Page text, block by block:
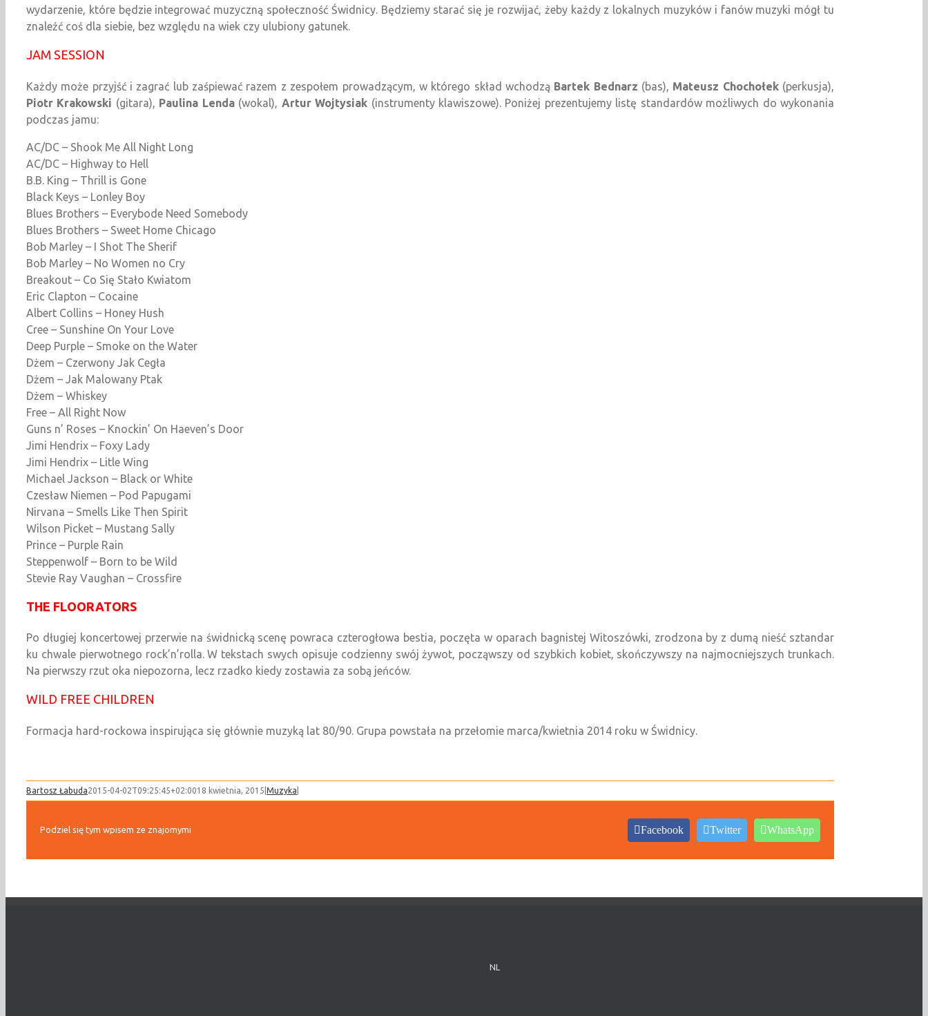
wydarzenie, które będzie integrować muzyczną społeczność Świdnicy. Będziemy starać się je rozwijać, żeby każdy z lokalnych muzyków i fanów muzyki mógł tu
znaleźć coś dla siebie, bez względu na wiek czy ulubiony gatunek.
JAM SESSION
Każdy może przyjść i zagrać lub zaśpiewać razem z zespołem prowadzącym, w którego skład wchodzą Bartek Bednarz (bas), Mateusz Chochołek(perkusja),
Piotr Krakowski (gitara), Paulina Lenda(wokal), Artur Wojtysiak (instrumenty klawiszowe). Poniżej prezentujemy listę standardów możliwych do wykonania
podczas jamu:
AC/DC – Shook Me All Night Long
AC/DC – Highway to Hell
B.B. King – Thrill is Gone
Black Keys – Lonley Boy
Blues Brothers – Everybode Need Somebody
Blues Brothers – Sweet Home Chicago
Bob Marley – I Shot The Sherif
Bob Marley – No Women no Cry
Breakout – Co Się Stało Kwiatom
Eric Clapton – Cocaine
Albert Collins – Honey Hush
Cree – Sunshine On Your Love
Deep Purple – Smoke on the Water
Dżem – Czerwony Jak Cegła
Dżem – Jak Malowany Ptak
Dżem – Whiskey
Free – All Right Now
Guns n’ Roses – Knockin’ On Haeven’s Door
Jimi Hendrix – Foxy Lady
Jimi Hendrix – Litle Wing
Michael Jackson – Black or White
Czesław Niemen – Pod Papugami
Nirvana – Smells Like Then Spirit
Wilson Picket – Mustang Sally
Prince – Purple Rain
Steppenwolf – Born to be Wild
Stevie Ray Vaughan – Crossfire
THE FLOORATORS
Po długiej koncertowej przerwie na świdnicką scenę powraca czterogłowa bestia, poczęta w oparach bagnistej Witoszówki, zrodzona by z dumą nieść sztandar
ku chwale pierwotnego rock’n’rolla. W tekstach swych opisuje codzienny swój żywot, począwszy od szybkich kobiet, skończywszy na najmocniejszych trunkach.
Na pierwszy rzut oka niepozorna, lecz rzadko kiedy zostawia za sobą jeńców.
WILD FREE CHILDREN
Formacja hard-rockowa inspirująca się głównie muzyką lat 80/90. Grupa powstała na przełomie marca/kwietnia 2014 roku w Świdnicy.
Bartosz Łabuda2015-04-02T09:25:45+02:0018 kwietnia, 2015 Muzyka
Podziel się tym wpisem ze znajomymi Facebook Twitter WhatsApp
NL